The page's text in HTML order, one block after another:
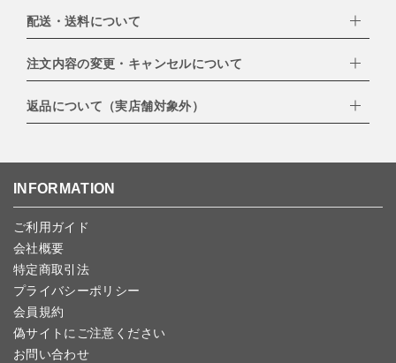
下記お支払い方法よりお選びいただけます。
・クレジットカード（VISA,mastercard,JCB,AMERICAN
EXPRESS,Diners Club）
・PayPay
・NP後払い
配送・送料について
配達業者：日本郵便
北海道：1,400円
沖縄：1,400円
注文内容の変更・キャンセルについて
ご注文日当日から翌日のAM9:00までにご連絡頂いた場合はキャン
セルは可能です。
ンセルしていただいた後、ご希望の商品のみ再度ご注文お願いしま
予約商品など一部キャンセルが出来ない場合がございます。あらか
じめご了承ください。
返品について（実店舗対象外）
こちらよりご依頼ください。
INFORMATION
ご利用ガイド
会社概要
特定商取引法
プライバシーポリシー
会員規約
偽サイトにご注意ください
お問い合わせ